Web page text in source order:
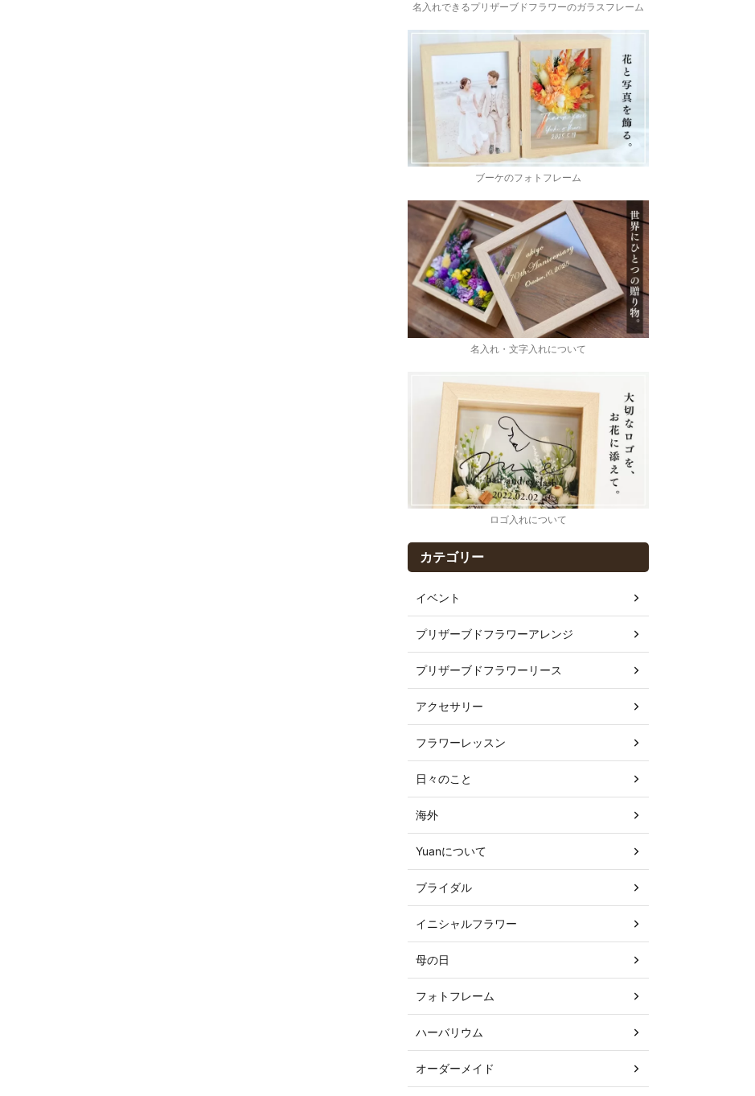
名入れできるプリザーブドフラワーのガラスフレーム
ブーケのフォトフレーム
名入れ・文字入れについて
ロゴ入れについて
カテゴリー
イベント
プリザーブドフラワーアレンジ
プリザーブドフラワーリース
アクセサリー
フラワーレッスン
日々のこと
海外
Yuanについて
ブライダル
イニシャルフラワー
母の日
フォトフレーム
ハーバリウム
オーダーメイド